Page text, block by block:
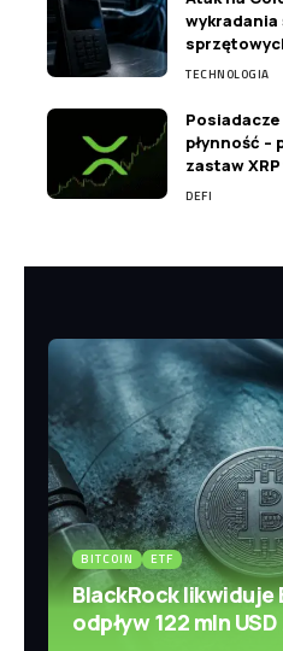
TECHNOLOGIA
płynność –
zastaw
DEFI
BITCOIN ETF
BlackRock likwiduje
odpływ 122 mln